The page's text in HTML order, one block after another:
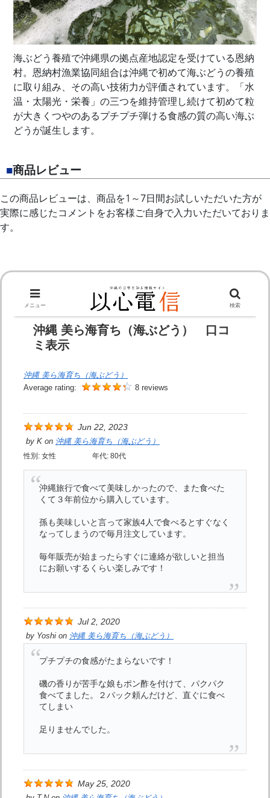
海ぶどう養殖で沖縄県の拠点産地認定を受けている恩納
村。恩納村漁業協同組合は沖縄で初めて海ぶどうの養殖
に取り組み、その高い技術力が評価されています。「水
温・太陽光・栄養」の三つを維持管理し続けて初めて粒
が大きくつやのあるプチプチ弾ける食感の質の高い海ぶ
どうが誕生します。
■商品レビュー
この商品レビューは、商品を1～7日間お試しいただいた方が
実際に感じたコメントをお客様ご自身で入力いただいておりま
す。